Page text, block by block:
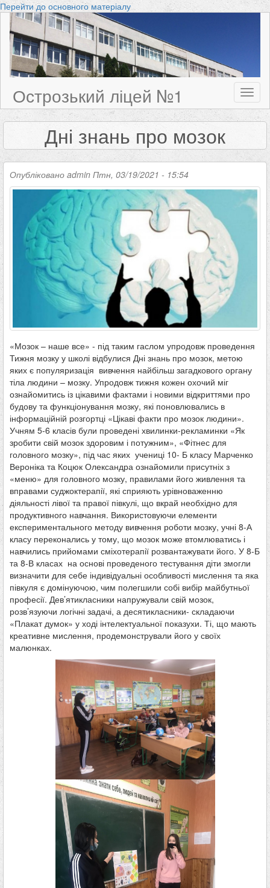
Перейти до основного матеріалу
Острозький ліцей №1
Дні знань про мозок
Опубліковано admin Птн, 03/19/2021 - 15:54
«Мозок – наше все» - під таким гаслом упродовж проведення
Тижня мозку у школі відбулися Дні знань про мозок, метою
яких є популяризація вивчення найбільш загадкового органу
тіла людини – мозку. Упродовж тижня кожен охочий міг
ознайомитись із цікавими фактами і новими відкриттями про
будову та функціонування мозку, які поновлювались в
інформаційній розгортці «Цікаві факти про мозок людини».
Учням 5-6 класів були проведені хвилинки-рекламинки «Як
зробити свій мозок здоровим і потужним», «Фітнес для
головного мозку», під час яких учениці 10- Б класу Марченко
Вероніка та Коцюк Олександра ознайомили присутніх з
«меню» для головного мозку, правилами його живлення та
вправами суджоктерапії, які сприяють урівноваженню
діяльності лівої та правої півкулі, що вкрай необхідно для
продуктивного навчання. Використовуючи елементи
експериментального методу вивчення роботи мозку, учні 8-А
класу переконались у тому, що мозок може втомлюватись і
навчились прийомами сміхотерапії розвантажувати його. У 8-Б
та 8-В класах на основі проведеного тестування діти змогли
визначити для себе індивідуальні особливості мислення та яка
півкуля є домінуючою, чим полегшили собі вибір майбутньої
професії. Дев’ятикласники напружували свій мозок,
розв’язуючи логічні задачі, а десятикласники- складаючи
«Плакат думок» у ході інтелектуальної показухи. Ті, що мають
креативне мислення, продемонстрували його у своїх
малюнках.